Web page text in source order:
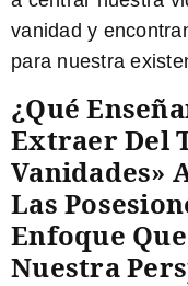
vanidad y
para nuestra
¿Qué
Extraer Del
Vanidades»
Las
Enfoque
Nuestra